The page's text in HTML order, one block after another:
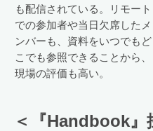
も配信されている。リモート
での参加者や当日欠席したメ
ンバーも、資料をいつでもど
こでも参照できることから、
現場の評価も高い。
＜『Handbook』